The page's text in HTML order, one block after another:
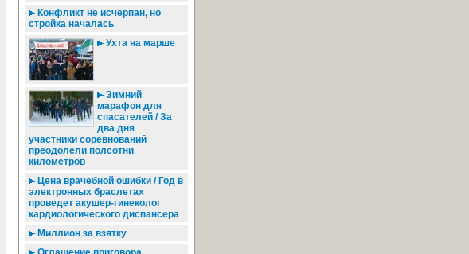
Конфликт не исчерпан, но
стройка началась
Ухта на марше
Зимний
марафон для
спасателей / За
два дня
участники соревнований
преодолели полсотни
километров
Цена врачебной ошибки / Год в
электронных браслетах
проведет акушер-гинеколог
кардиологического диспансера
Миллион за взятку